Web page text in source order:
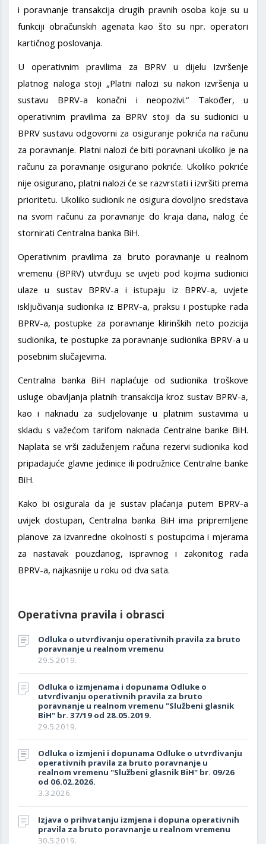
i poravnanje transakcija drugih pravnih osoba koje su u
funkciji obračunskih agenata kao što su npr. operatori
kartičnog poslovanja.
U operativnim pravilima za BPRV u dijelu Izvršenje
platnog naloga stoji „Platni nalozi su nakon izvršenja u
sustavu BPRV-a konačni i neopozivi.“ Također, u
operativnim pravilima za BPRV stoji da su sudionici u
BPRV sustavu odgovorni za osiguranje pokrića na računu
za poravnanje. Platni nalozi će biti poravnani ukoliko je na
računu za poravnanje osigurano pokriće. Ukoliko pokriće
nije osigurano, platni nalozi će se razvrstati i izvršiti prema
prioritetu. Ukoliko sudionik ne osigura dovoljno sredstava
na svom računu za poravnanje do kraja dana, nalog će
stornirati Centralna banka BiH.
Operativnim pravilima za bruto poravnanje u realnom
vremenu (BPRV) utvrđuju se uvjeti pod kojima sudionici
ulaze u sustav BPRV-a i istupaju iz BPRV-a, uvjete
isključivanja sudionika iz BPRV-a, praksu i postupke rada
BPRV-a, postupke za poravnanje klirinških neto pozicija
sudionika, te postupke za poravnanje sudionika BPRV-a u
posebnim slučajevima.
Centralna banka BiH naplaćuje od sudionika troškove
usluge obavljanja platnih transakcija kroz sustav BPRV-a,
kao i naknadu za sudjelovanje u platnim sustavima u
skladu s važećom tarifom naknada Centralne banke BiH.
Naplata se vrši zaduženjem računa rezervi sudionika kod
pripadajuće glavne jedinice ili podružnice Centralne banke
BiH.
Kako bi osigurala da je sustav plaćanja putem BPRV-a
uvijek dostupan, Centralna banka BiH ima pripremljene
planove za izvanredne okolnosti s postupcima i mjerama
za nastavak pouzdanog, ispravnog i zakonitog rada
BPRV-a, najkasnije u roku od dva sata.
Operativna pravila i obrasci
Odluka o utvrđivanju operativnih pravila za bruto
poravnanje u realnom vremenu
29.5.2019.
Odluka o izmjenama i dopunama Odluke o
utvrđivanju operativnih pravila za bruto
poravnanje u realnom vremenu "Službeni glasnik
BiH" br. 37/19 od 28.05.2019.
29.5.2019.
Odluka o izmjeni i dopunama Odluke o utvrđivanju
operativnih pravila za bruto poravnanje u
realnom vremenu "Službeni glasnik BiH" br. 09/26
od 06.02.2026.
3.3.2026.
Izjava o prihvatanju izmjena i dopuna operativnih
pravila za bruto poravnanje u realnom vremenu
30.5.2019.